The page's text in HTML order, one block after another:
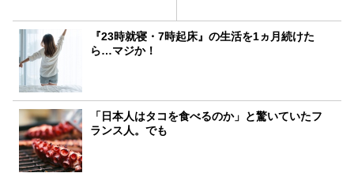
『23時就寝・7時起床』の生活を1ヵ月続けた
ら…マジか！
「日本人はタコを食べるのか」と驚いていたフ
ランス人。でも